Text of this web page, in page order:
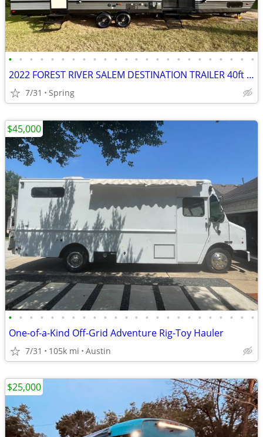
• • • • • • • • • • • • • • • • • • • • • • • •
2022 FOREST RIVER SALEM DESTINATION TRAILER 40ft 2 BEDROOM 2 SLIDES
7/31 Spring
• • • • • • • • • • • • • • • • • • • • • • • •
One-of-a-Kind Off-Grid Adventure Rig-Toy Hauler
7/31 105k mi Austin
$45,000
$25,000